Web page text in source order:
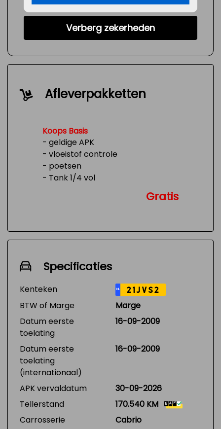
Verberg zekerheden
Afleverpakketten
Koops Basis
- geldige APK
- vloeistof controle
- poetsen
- Tank 1/4 vol
Gratis
Specificaties
Kenteken NL 21JVS2
BTW of Marge
Marge
Datum eerste
toelating
16-09-2009
Datum eerste
toelating
(internationaal)
16-09-2009
APK vervaldatum
30-09-2026
Tellerstand
170.540 KM
Carrosserie
Cabrio